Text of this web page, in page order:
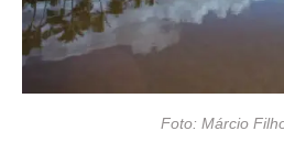
Foto: Márcio